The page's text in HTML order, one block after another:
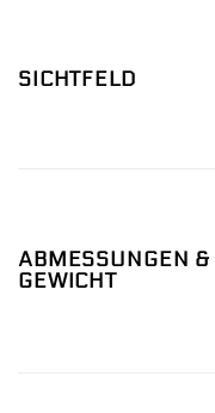
SICHTFELD
ABMESSUNGEN &
GEWICHT